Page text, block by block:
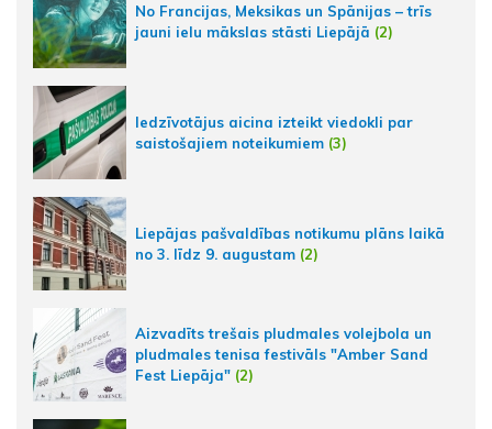
No Francijas, Meksikas un Spānijas – trīs
jauni ielu mākslas stāsti Liepājā (2)
Iedzīvotājus aicina izteikt viedokli par
saistošajiem noteikumiem (3)
Liepājas pašvaldības notikumu plāns laikā
no 3. līdz 9. augustam (2)
Aizvadīts trešais pludmales volejbola un
pludmales tenisa festivāls "Amber Sand
Fest Liepāja" (2)